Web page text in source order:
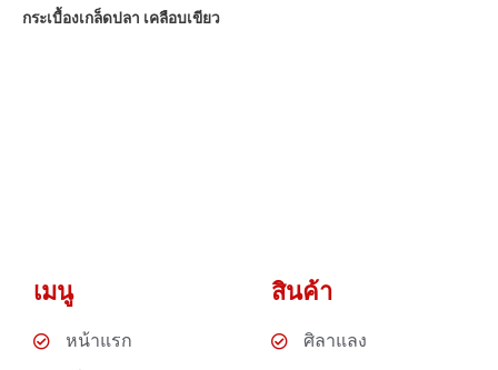
กระเบื้องเกล็ดปลา เคลือบเขียว
เมนู
หน้าแรก
สินค้า
ศิลาแลง